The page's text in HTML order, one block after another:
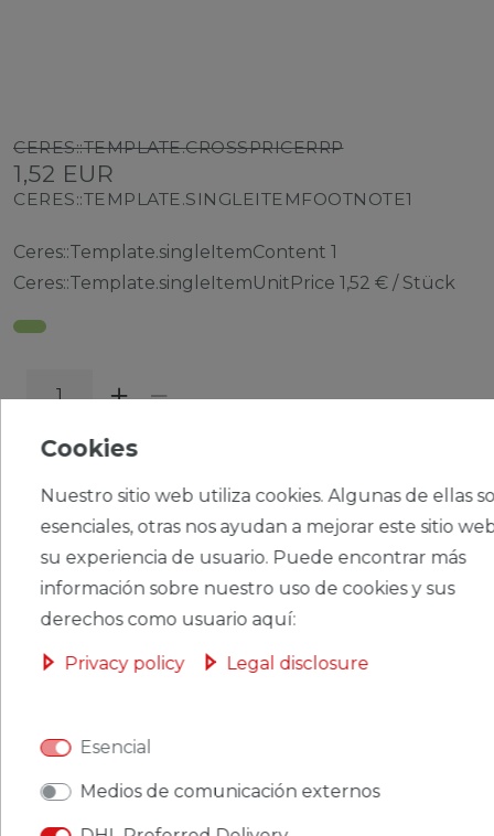
CERES::TEMPLATE.CROSSPRICERRP
1,52 EUR
CERES::TEMPLATE.SINGLEITEMFOOTNOTE1
Ceres::Template.singleItemContent 1
Ceres::Template.singleItemUnitPrice 1,52 € / Stück
CERES::TEMPLATE.SINGLEITEMADDT
CERES::TEMPLATE.SINGLEITEMWISHLIST
Ceres::Template.singleItemFootnote1 Ceres::Template.singleItemInclVAT
Ceres::Template.singleItemShippingCosts
Cookies
Nuestro sitio web utiliza cookies. Algunas de ellas
esenciales, otras nos ayudan a mejorar este sitio
su experiencia de usuario. Puede encontrar más
información sobre nuestro uso de cookies y sus
derechos como usuario aquí:
Privacy policy Legal disclosure
Esencial
Medios de comunicación externos